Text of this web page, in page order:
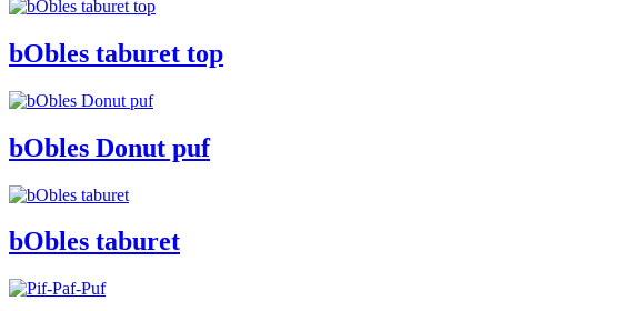
bObles taburet top
bObles Donut puf
bObles taburet